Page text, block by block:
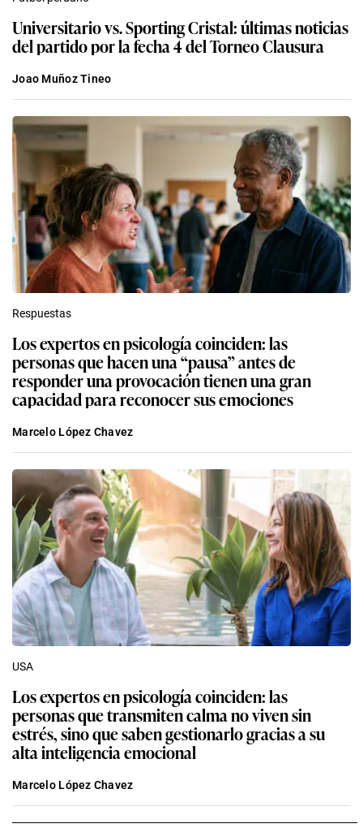
Universitario vs. Sporting Cristal: últimas noticias
del partido por la fecha 4 del Torneo Clausura
Joao Muñoz Tineo
Respuestas
Los expertos en psicología coinciden: las
personas que hacen una “pausa” antes de
responder una provocación tienen una gran
capacidad para reconocer sus emociones
Marcelo López Chavez
USA
Los expertos en psicología coinciden: las
personas que transmiten calma no viven sin
estrés, sino que saben gestionarlo gracias a su
alta inteligencia emocional
Marcelo López Chavez